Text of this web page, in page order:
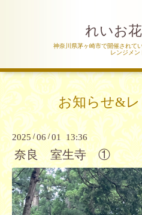
れいお
神奈川県茅ヶ崎市で開催されて
レンジメン
お知らせ&
2025/06 /01 13:36
奈良 室生寺 ①